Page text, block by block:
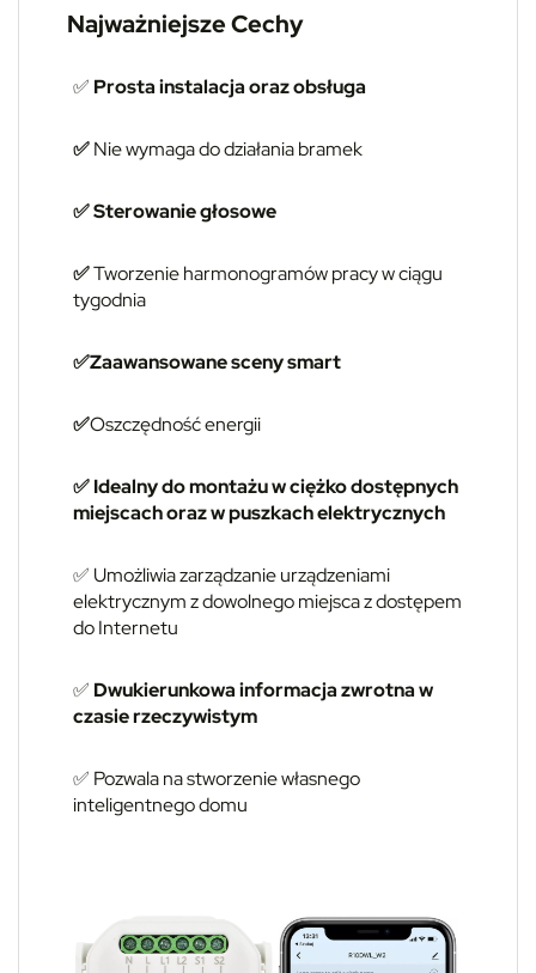
Najważniejsze Cechy
✅ Prosta instalacja oraz obsługa
✅Nie wymaga do działania bramek
✅ Sterowanie głosowe
✅Tworzenie harmonogramów pracy w ciągu
tygodnia
✅Zaawansowane sceny smart
✅Oszczędność energii
✅ Idealny do montażu w ciężko dostępnych
miejscach oraz w puszkach elektrycznych
✅ Umożliwia zarządzanie urządzeniami
elektrycznym z dowolnego miejsca z dostępem
do Internetu
✅ Dwukierunkowa informacja zwrotna w
czasie rzeczywistym
✅ Pozwala na stworzenie własnego
inteligentnego domu